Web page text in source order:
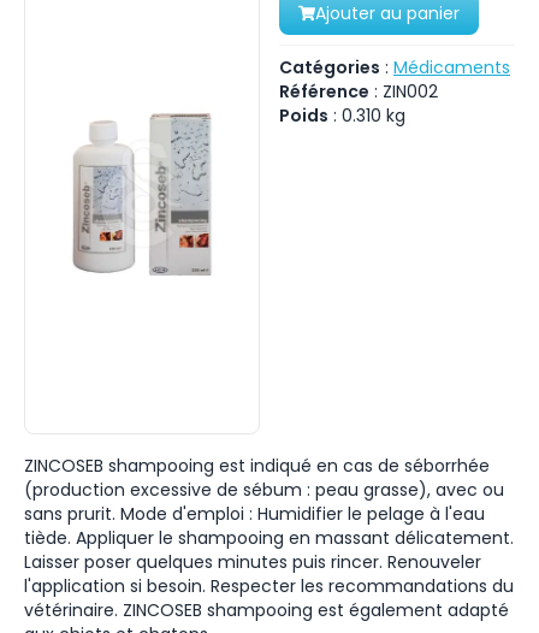
Ajouter au panier
Catégories : Médicaments
Référence : ZIN002
Poids : 0.310 kg
ZINCOSEB shampooing est indiqué en cas de séborrhée
(production excessive de sébum : peau grasse), avec ou
sans prurit. Mode d'emploi : Humidifier le pelage à l'eau
tiède. Appliquer le shampooing en massant délicatement.
Laisser poser quelques minutes puis rincer. Renouveler
l'application si besoin. Respecter les recommandations du
vétérinaire. ZINCOSEB shampooing est également adapté